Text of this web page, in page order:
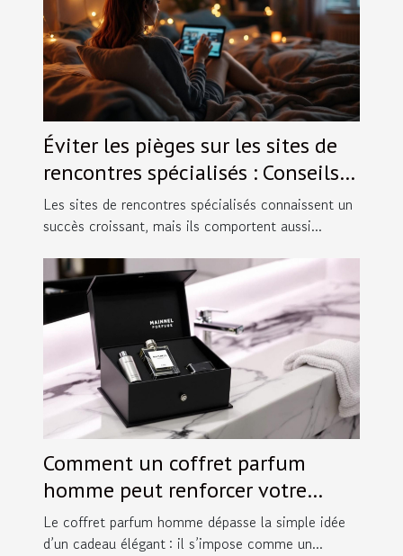
Éviter les pièges sur les sites de
rencontres spécialisés : Conseils
pratiques.
Les sites de rencontres spécialisés connaissent un
succès croissant, mais ils comportent aussi...
Comment un coffret parfum
homme peut renforcer votre
image ?
Le coffret parfum homme dépasse la simple idée
d’un cadeau élégant : il s’impose comme un...